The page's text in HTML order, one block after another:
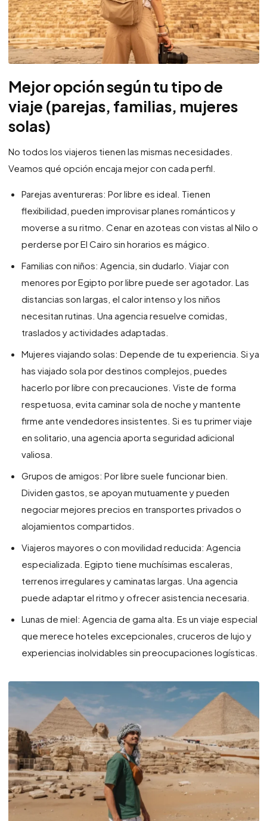
Mejor opción según tu tipo de
viaje (parejas, familias, mujeres
solas)
No todos los viajeros tienen las mismas necesidades.
Veamos qué opción encaja mejor con cada perfil.
Parejas aventureras: Por libre es ideal. Tienen
flexibilidad, pueden improvisar planes románticos y
moverse a su ritmo. Cenar en azoteas con vistas al Nilo o
perderse por El Cairo sin horarios es mágico.
Familias con niños: Agencia, sin dudarlo. Viajar con
menores por Egipto por libre puede ser agotador. Las
distancias son largas, el calor intenso y los niños
necesitan rutinas. Una agencia resuelve comidas,
traslados y actividades adaptadas.
Mujeres viajando solas: Depende de tu experiencia. Si ya
has viajado sola por destinos complejos, puedes
hacerlo por libre con precauciones. Viste de forma
respetuosa, evita caminar sola de noche y mantente
firme ante vendedores insistentes. Si es tu primer viaje
en solitario, una agencia aporta seguridad adicional
valiosa.
Grupos de amigos: Por libre suele funcionar bien.
Dividen gastos, se apoyan mutuamente y pueden
negociar mejores precios en transportes privados o
alojamientos compartidos.
Viajeros mayores o con movilidad reducida: Agencia
especializada. Egipto tiene muchísimas escaleras,
terrenos irregulares y caminatas largas. Una agencia
puede adaptar el ritmo y ofrecer asistencia necesaria.
Lunas de miel: Agencia de gama alta. Es un viaje especial
que merece hoteles excepcionales, cruceros de lujo y
experiencias inolvidables sin preocupaciones logísticas.